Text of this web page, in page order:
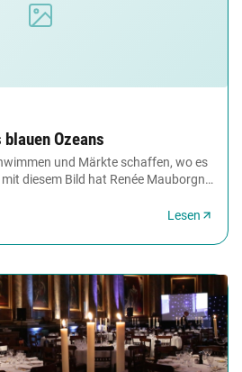
Ozeans
und Märkte schaffen, wo es
diesem Bild hat Renée Mauborgne
Lesen